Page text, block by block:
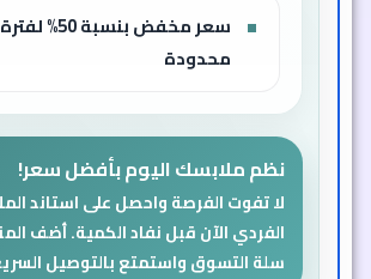
سعر مخفض بنسبة 50% لفترة
محدودة
نظم ملابسك اليوم بأفضل سعر!
لا تفوت الفرصة واحصل على استاند
الفردي الآن قبل نفاد الكمية. أضف
سلة التسوق واستمتع بالتوصيل